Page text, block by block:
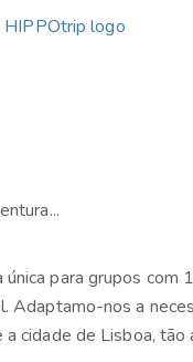
única para grupos
Adaptamo-nos a
cidade de Lisboa,